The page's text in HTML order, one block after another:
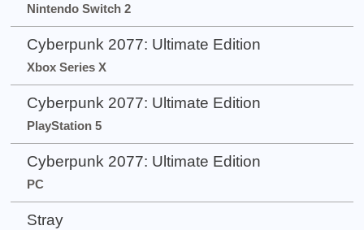
Nintendo Switch 2
Cyberpunk 2077: Ultimate Edition
Xbox Series X
Cyberpunk 2077: Ultimate Edition
PlayStation 5
Cyberpunk 2077: Ultimate Edition
PC
Stray